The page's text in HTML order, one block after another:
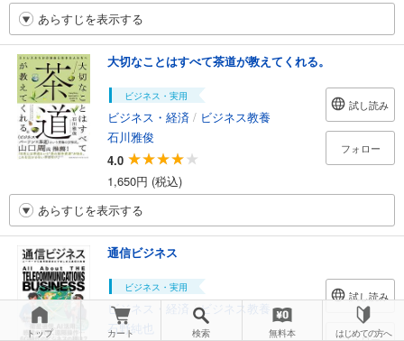
あらすじを表示する
大切なことはすべて茶道が教えてくれる。
ビジネス・実用
ビジネス・経済 / ビジネス教養
石川雅俊
4.0
1,650円 (税込)
試し読み
フォロー
あらすじを表示する
通信ビジネス
ビジネス・実用
ビジネス・経済 /ビジネス教養
石野純也
試し読み
トップ カート 検索 無料本 はじめての方へ